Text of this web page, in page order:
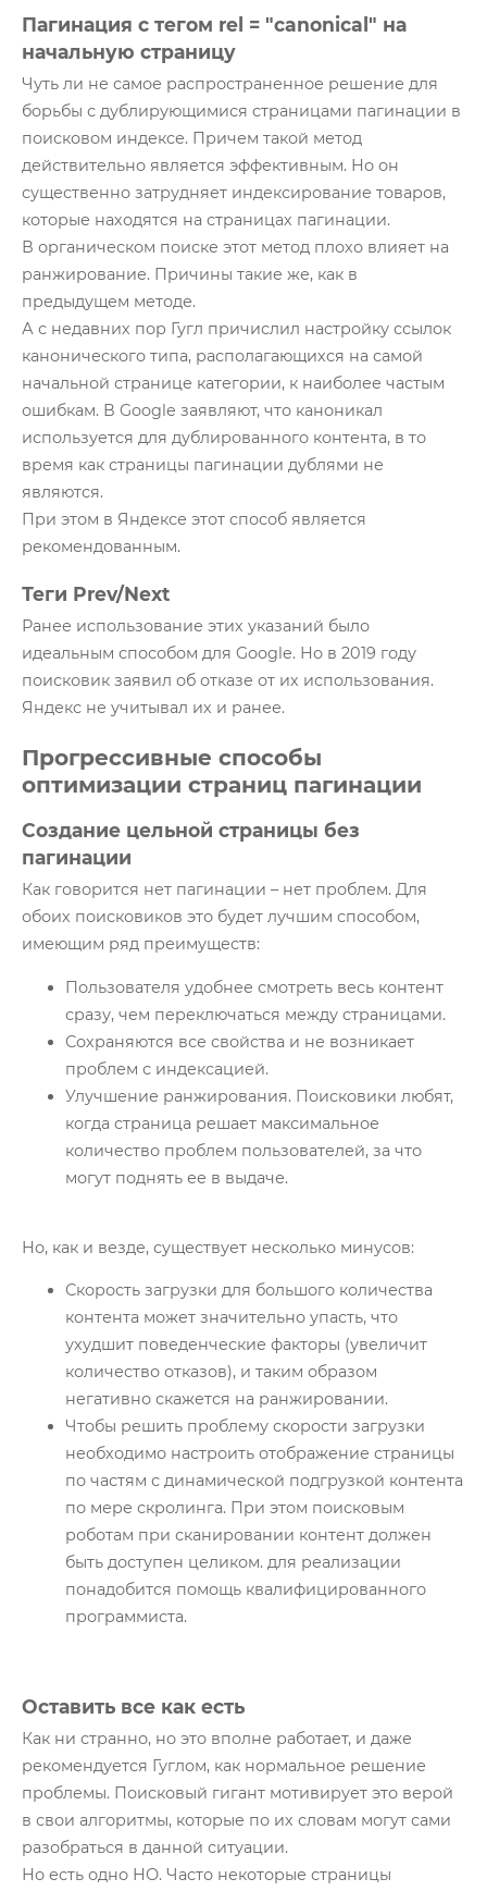
Пагинация с тегом rel = "canonical" на
начальную страницу
Чуть ли не самое распространенное решение для
борьбы с дублирующимися страницами пагинации в
поисковом индексе. Причем такой метод
действительно является эффективным. Но он
существенно затрудняет индексирование товаров,
которые находятся на страницах пагинации.
В органическом поиске этот метод плохо влияет на
ранжирование. Причины такие же, как в
предыдущем методе.
А с недавних пор Гугл причислил настройку ссылок
канонического типа, располагающихся на самой
начальной странице категории, к наиболее частым
ошибкам. В Google заявляют, что каноникал
используется для дублированного контента, в то
время как страницы пагинации дублями не
являются.
При этом в Яндексе этот способ является
рекомендованным.
Теги Prev/Next
Ранее использование этих указаний было
идеальным способом для Google. Но в 2019 году
поисковик заявил об отказе от их использования.
Яндекс не учитывал их и ранее.
Прогрессивные способы
оптимизации страниц пагинации
Создание цельной страницы без
пагинации
Как говорится нет пагинации – нет проблем. Для
обоих поисковиков это будет лучшим способом,
имеющим ряд преимуществ:
Пользователя удобнее смотреть весь контент
сразу, чем переключаться между страницами.
Сохраняются все свойства и не возникает
проблем с индексацией.
Улучшение ранжирования. Поисковики любят,
когда страница решает максимальное
количество проблем пользователей, за что
могут поднять ее в выдаче.
Но, как и везде, существует несколько минусов:
Скорость загрузки для большого количества
контента может значительно упасть, что
ухудшит поведенческие факторы (увеличит
количество отказов), и таким образом
негативно скажется на ранжировании.
Чтобы решить проблему скорости загрузки
необходимо настроить отображение страницы
по частям с динамической подгрузкой контента
по мере скролинга. При этом поисковым
роботам при сканировании контент должен
быть доступен целиком. для реализации
понадобится помощь квалифицированного
программиста.
Оставить все как есть
Как ни странно, но это вполне работает, и даже
рекомендуется Гуглом, как нормальное решение
проблемы. Поисковый гигант мотивирует это верой
в свои алгоритмы, которые по их словам могут сами
разобраться в данной ситуации.
Но есть одно НО. Часто некоторые страницы